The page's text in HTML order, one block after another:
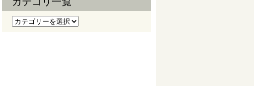
カテゴリ一覧